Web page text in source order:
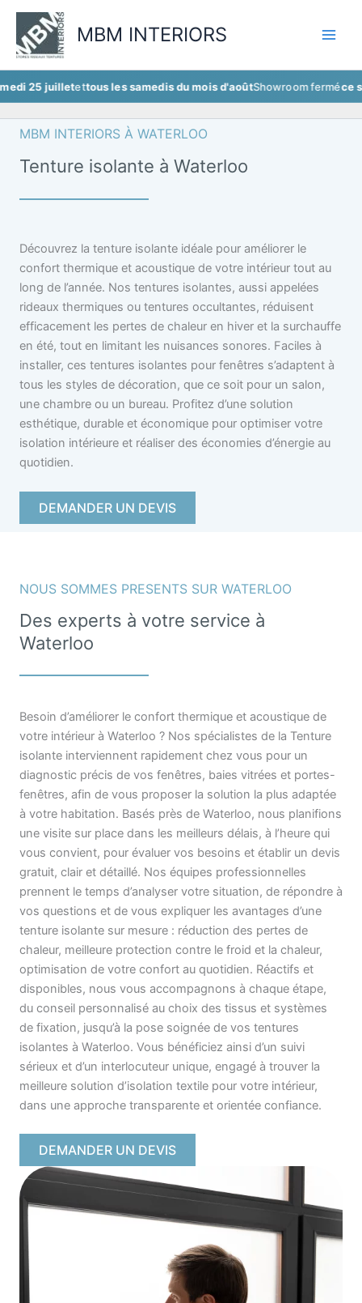
Aller
contenu
MBM INTERIORS
ettous les samedis du mois d'aoûtShowroom ferméce samedi
MBM INTERIORS À WATERLOO
Tenture isolante à Waterloo
Découvrez la tenture isolante idéale pour améliorer le
confort thermique et acoustique de votre intérieur tout au
long de l’année. Nos tentures isolantes, aussi appelées
rideaux thermiques ou tentures occultantes, réduisent
efficacement les pertes de chaleur en hiver et la surchauffe
en été, tout en limitant les nuisances sonores. Faciles à
installer, ces tentures isolantes pour fenêtres s’adaptent à
tous les styles de décoration, que ce soit pour un salon,
une chambre ou un bureau. Profitez d’une solution
esthétique, durable et économique pour optimiser votre
isolation intérieure et réaliser des économies d’énergie au
quotidien.
DEMANDER UN DEVIS
NOUS SOMMES PRESENTS SUR WATERLOO
Des experts à votre service à
Waterloo
Besoin d’améliorer le confort thermique et acoustique de
votre intérieur à Waterloo ? Nos spécialistes de la Tenture
isolante interviennent rapidement chez vous pour un
diagnostic précis de vos fenêtres, baies vitrées et portes-
fenêtres, afin de vous proposer la solution la plus adaptée
à votre habitation. Basés près de Waterloo, nous planifions
une visite sur place dans les meilleurs délais, à l’heure qui
vous convient, pour évaluer vos besoins et établir un devis
gratuit, clair et détaillé. Nos équipes professionnelles
prennent le temps d’analyser votre situation, de répondre à
vos questions et de vous expliquer les avantages d’une
tenture isolante sur mesure : réduction des pertes de
chaleur, meilleure protection contre le froid et la chaleur,
optimisation de votre confort au quotidien. Réactifs et
disponibles, nous vous accompagnons à chaque étape,
du conseil personnalisé au choix des tissus et systèmes
de fixation, jusqu’à la pose soignée de vos tentures
isolantes à Waterloo. Vous bénéficiez ainsi d’un suivi
sérieux et d’un interlocuteur unique, engagé à trouver la
meilleure solution d’isolation textile pour votre intérieur,
dans une approche transparente et orientée confiance.
DEMANDER UN DEVIS